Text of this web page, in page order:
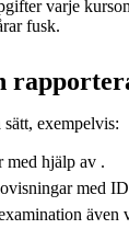
varje
fusk.
exempelvis:
med hjälp av .
med
även